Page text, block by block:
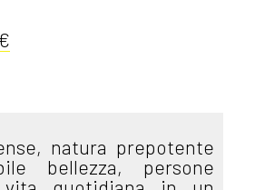
natura prepotente
bellezza, persone